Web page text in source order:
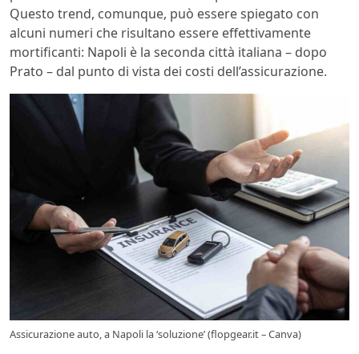
Questo trend, comunque, può essere spiegato con
alcuni numeri che risultano essere effettivamente
mortificanti: Napoli è la seconda città italiana – dopo
Prato – dal punto di vista dei costi dell’assicurazione.
Assicurazione auto, a Napoli la ‘soluzione’ (flopgear.it – Canva)